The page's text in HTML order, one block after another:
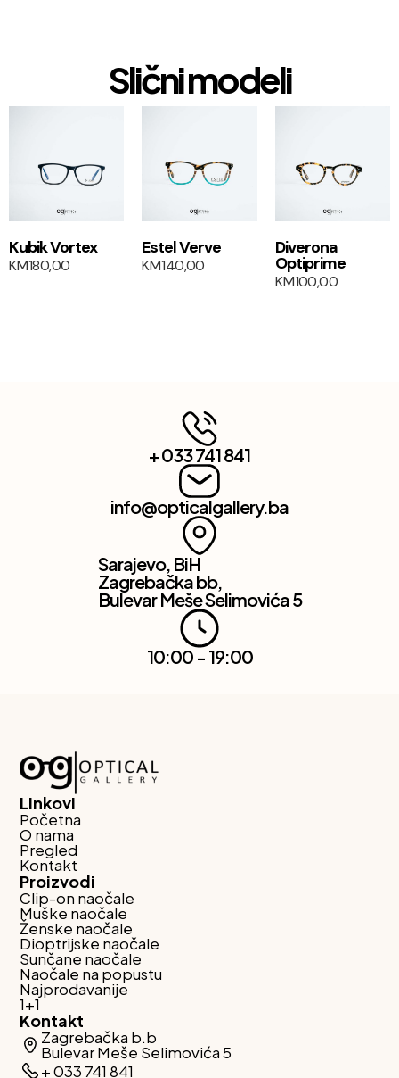
Slični modeli
1+1
Kubik Vortex
KM180,00
Estel Verve
KM140,00
1+1
Diverona
Optiprime
KM100,00
+ 033 741 841
info@opticalgallery.ba
Sarajevo, BiH
Zagrebačka bb,
Bulevar Meše Selimovića 5
10:00 - 19:00
Linkovi
Početna
O nama
Pregled
Kontakt
Proizvodi
Clip-on naočale
Muške naočale
Ženske naočale
Dioptrijske naočale
Sunčane naočale
Naočale na popustu
Najprodavanije
1+1
Kontakt
Zagrebačka b.b
Bulevar Meše Selimovića 5
+ 033 741 841